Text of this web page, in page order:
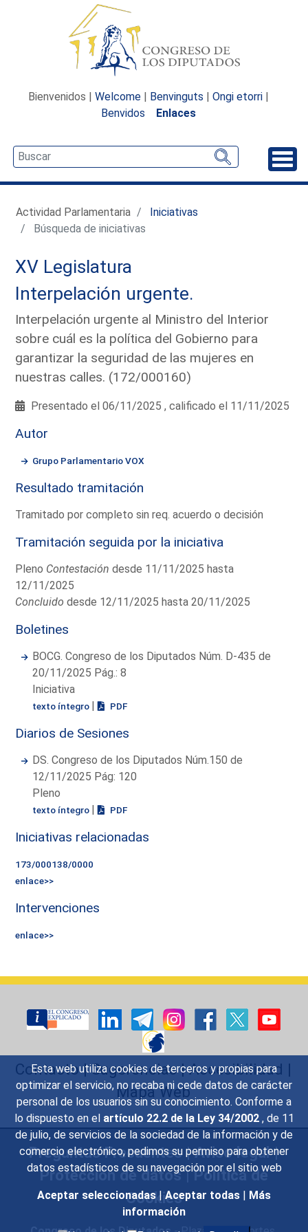
Esta web utiliza cookies de terceros y propias para
optimizar el servicio, no recaba ni cede datos de carácter
personal de los usuarios sin su conocimiento. Conforme a
lo dispuesto en el artículo 22.2 de la Ley 34/2002 , de 11
de julio, de servicios de la sociedad de la información y de
comercio electrónico, pedimos su permiso para obtener
datos estadísticos de su navegación por el sitio web
Aceptar seleccionadas | Aceptar todas | Más
información
Bienvenidos | Welcome | Benvinguts | Ongi etorri |
Benvidos
Enlaces
Actividad Parlamentaria
Iniciativas
Búsqueda de iniciativas
XV Legislatura
Interpelación urgente.
Interpelación urgente al Ministro del Interior
sobre cuál es la política del Gobierno para
garantizar la seguridad de las mujeres en
nuestras calles. (172/000160)
Presentado el 06/11/2025 , calificado el 11/11/2025
Autor
Grupo Parlamentario VOX
Resultado tramitación
Tramitado por completo sin req. acuerdo o decisión
Tramitación seguida por la iniciativa
Pleno Contestación desde 11/11/2025 hasta
12/11/2025
Concluido desde 12/11/2025 hasta 20/11/2025
Boletines
BOCG. Congreso de los Diputados Núm. D-435 de
20/11/2025 Pág.: 8
Iniciativa
texto íntegro | PDF
Diarios de Sesiones
DS. Congreso de los Diputados Núm.150 de
12/11/2025 Pág: 120
Pleno
texto íntegro | PDF
Iniciativas relacionadas
173/000138/0000
enlace>>
Intervenciones
enlace>>
Contacto|Sugerencias|Accesibilidad |
Mapa Web
Preguntas Frecuentes|Aviso legal|
Protección de datos|Política de
Cookies